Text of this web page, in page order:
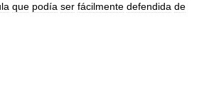
que podía ser fácilmente defendida de